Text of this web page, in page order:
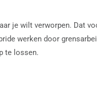
je wilt verworpen. Dat
werken door
te lossen.